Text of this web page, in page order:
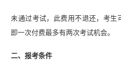
未通过考试，此费用不退还，考生
即一次付费最多有两次考试机会。
二、报考条件